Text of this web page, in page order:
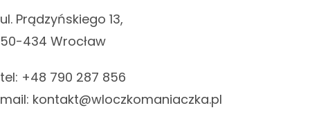
ul. Prądzyńskiego 13,
50-434 Wrocław
tel: +48 790 287 856
mail: kontakt@wloczkomaniaczka.pl